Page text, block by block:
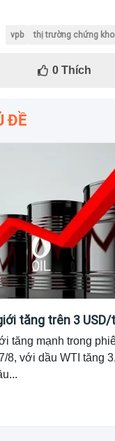
vpb thị trường chứng
0Thích
ĐỀ
tăng trên 3
tăng mạnh trong
8, với dầu WTI tăng